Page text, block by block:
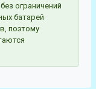
ограничений
батарей
поэтому